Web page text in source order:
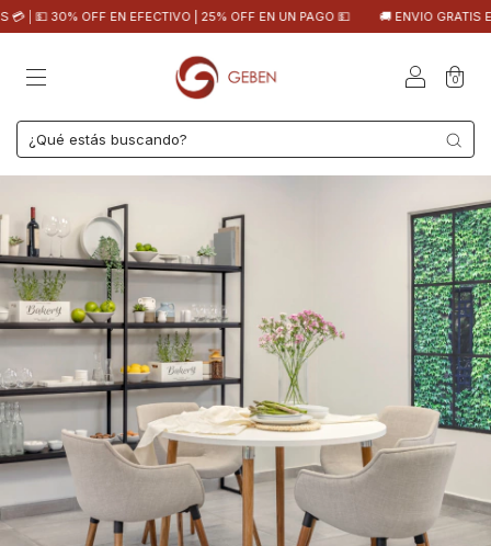
OFF EN EFECTIVO | 25% OFF EN UN PAGO 💵 🚚 ENVIO GRATIS EN CABA
0